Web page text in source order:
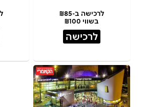
לרכישה ב-₪85
בשווי ₪100
לרכישה